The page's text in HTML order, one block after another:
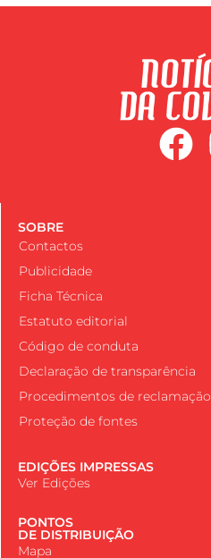
SOBRE
Contactos
Publicidade
Ficha Técnica
Estatuto editorial
Código de conduta
Declaração de transparência
Procedimentos de reclamação
Proteção de fontes
EDIÇÕES IMPRESSAS
Ver Edições
PONTOS
DE DISTRIBUIÇÃO
Mapa